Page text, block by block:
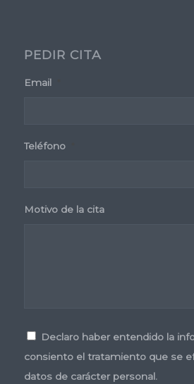
PEDIR CITA
Email
Teléfono
Motivo de la cita
Declaro haber entendido la
consiento el tratamiento que se
datos de carácter personal.